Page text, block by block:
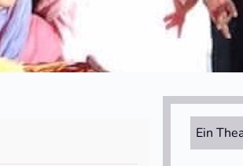
Ein